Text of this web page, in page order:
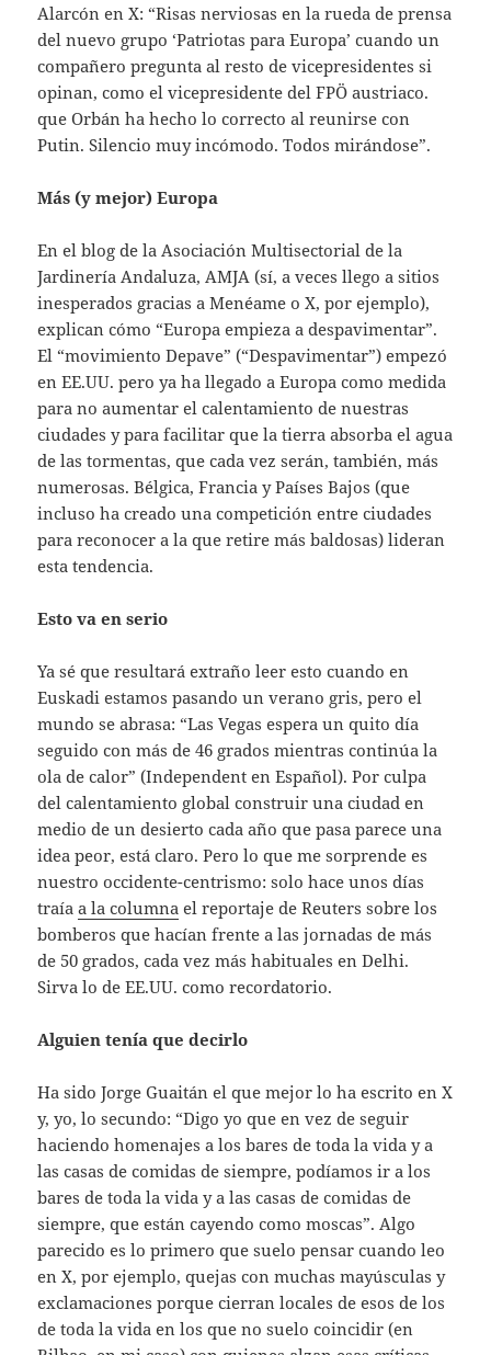
Alarcón en X: “Risas nerviosas en la rueda de prensa
del nuevo grupo ‘Patriotas para Europa’ cuando un
compañero pregunta al resto de vicepresidentes si
opinan, como el vicepresidente del FPÖ austriaco.
que Orbán ha hecho lo correcto al reunirse con
Putin. Silencio muy incómodo. Todos mirándose”.
Más (y mejor) Europa
En el blog de la Asociación Multisectorial de la
Jardinería Andaluza, AMJA (sí, a veces llego a sitios
inesperados gracias a Menéame o X, por ejemplo),
explican cómo “Europa empieza a despavimentar”.
El “movimiento Depave” (“Despavimentar”) empezó
en EE.UU. pero ya ha llegado a Europa como medida
para no aumentar el calentamiento de nuestras
ciudades y para facilitar que la tierra absorba el agua
de las tormentas, que cada vez serán, también, más
numerosas. Bélgica, Francia y Países Bajos (que
incluso ha creado una competición entre ciudades
para reconocer a la que retire más baldosas) lideran
esta tendencia.
Esto va en serio
Ya sé que resultará extraño leer esto cuando en
Euskadi estamos pasando un verano gris, pero el
mundo se abrasa: “Las Vegas espera un quito día
seguido con más de 46 grados mientras continúa la
ola de calor” (Independent en Español). Por culpa
del calentamiento global construir una ciudad en
medio de un desierto cada año que pasa parece una
idea peor, está claro. Pero lo que me sorprende es
nuestro occidente-centrismo: solo hace unos días
traíaa la columna el reportaje de Reuters sobre los
bomberos que hacían frente a las jornadas de más
de 50 grados, cada vez más habituales en Delhi.
Sirva lo de EE.UU. como recordatorio.
Alguien tenía que decirlo
Ha sido Jorge Guaitán el que mejor lo ha escrito en X
y, yo, lo secundo: “Digo yo que en vez de seguir
haciendo homenajes a los bares de toda la vida y a
las casas de comidas de siempre, podíamos ir a los
bares de toda la vida y a las casas de comidas de
siempre, que están cayendo como moscas”. Algo
parecido es lo primero que suelo pensar cuando leo
en X, por ejemplo, quejas con muchas mayúsculas y
exclamaciones porque cierran locales de esos de los
de toda la vida en los que no suelo coincidir (en